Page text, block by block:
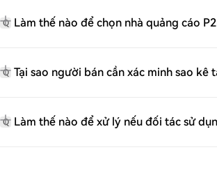
Q Làm thế nào để chọn nhà quảng cáo
Q Tại sao người bán cần xác minh sao kê
Q Làm thế nào để xử lý nếu đối tác sử